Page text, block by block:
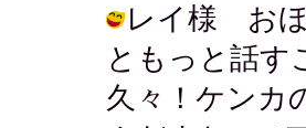
レイ様 おほ
ともっと話す
久々！ケンカ